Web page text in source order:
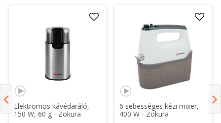
Elektromos kávédaráló,
150 W, 60 g - Zokura
6 sebességes kézi mixer,
400 W - Zokura